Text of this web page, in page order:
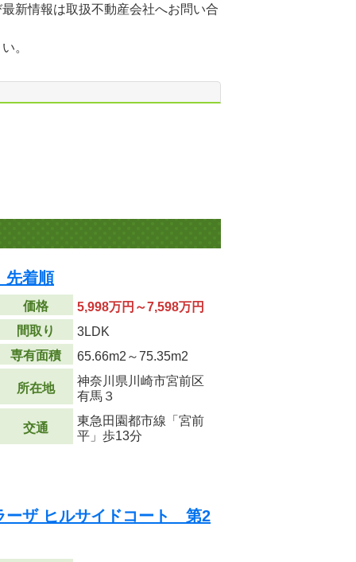
新情報は取扱不動産会社へお問い合
。
先着順
価格
5,998万円～7,598万円
間取り
3LDK
専有面積
65.66m2 ～75.35m2
所在地
神奈川県川崎市宮前区
有馬３
交通
東急田園都市線「宮前
平」歩13分
ーザ ヒルサイドコート 第2